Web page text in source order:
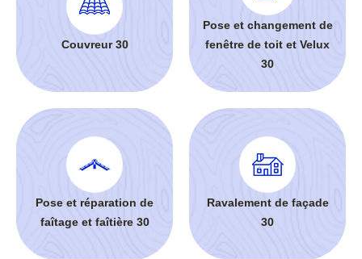
Couvreur 30
Pose et changement de
fenêtre de toit et Velux
30
Pose et réparation de
faîtage et faîtière 30
Ravalement de façade
30